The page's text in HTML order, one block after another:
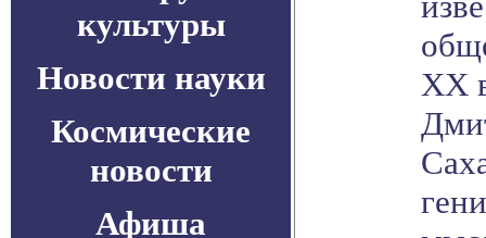
культуры
Новости науки
Космические
новости
Афиша
ХХ